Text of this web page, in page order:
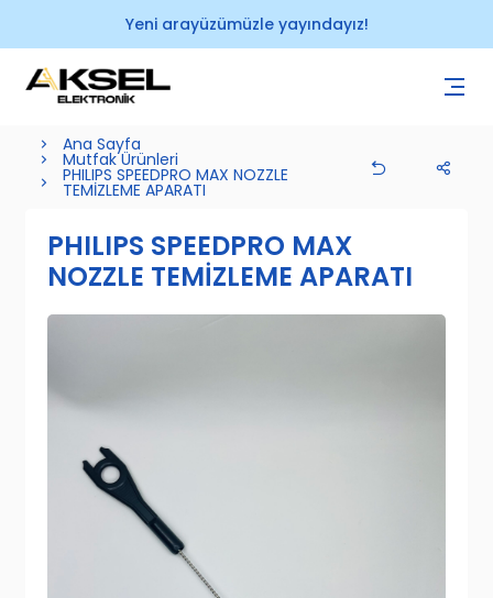
Yeni arayüzümüzle yayındayız!
Ana Sayfa
Mutfak Ürünleri
PHILIPS SPEEDPRO MAX NOZZLE
TEMİZLEME APARATI
PHILIPS SPEEDPRO MAX
NOZZLE TEMİZLEME APARATI